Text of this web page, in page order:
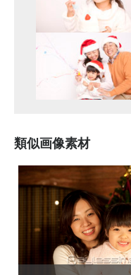
類似画像素材